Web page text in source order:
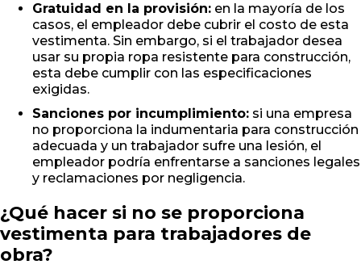
Gratuidad en la provisión: en la mayoría de los
casos, el empleador debe cubrir el costo de esta
vestimenta. Sin embargo, si el trabajador desea
usar su propia ropa resistente para construcción,
esta debe cumplir con las especificaciones
exigidas.
Sanciones por incumplimiento: si una empresa
no proporciona la indumentaria para construcción
adecuada y un trabajador sufre una lesión, el
empleador podría enfrentarse a sanciones legales
y reclamaciones por negligencia.
¿Qué hacer si no se proporciona
vestimenta para trabajadores de
obra?